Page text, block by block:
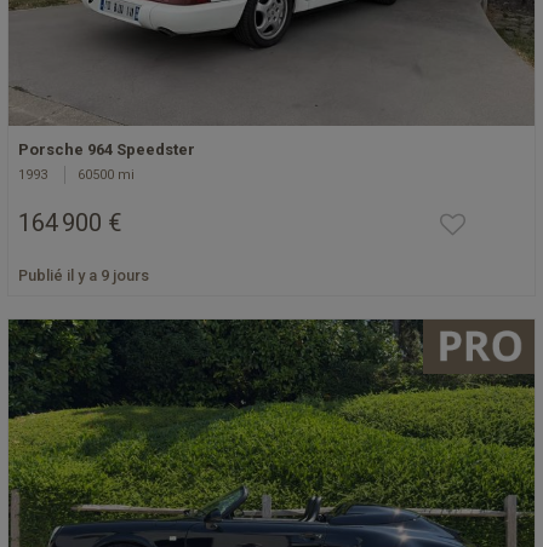
Porsche 964 Speedster
1993 60500 mi
164 900 €
Publié il y a 9 jours